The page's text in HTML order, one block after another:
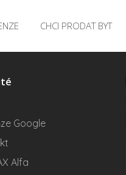
CHCI PRODAT BYT
Google
Alfa